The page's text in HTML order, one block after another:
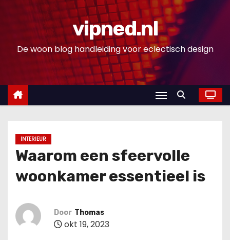
n
vipned.nl
De woon blog handleiding voor eclectisch design
INTERIEUR
Waarom een sfeervolle
woonkamer essentieel is
Door Thomas
okt 19, 2023